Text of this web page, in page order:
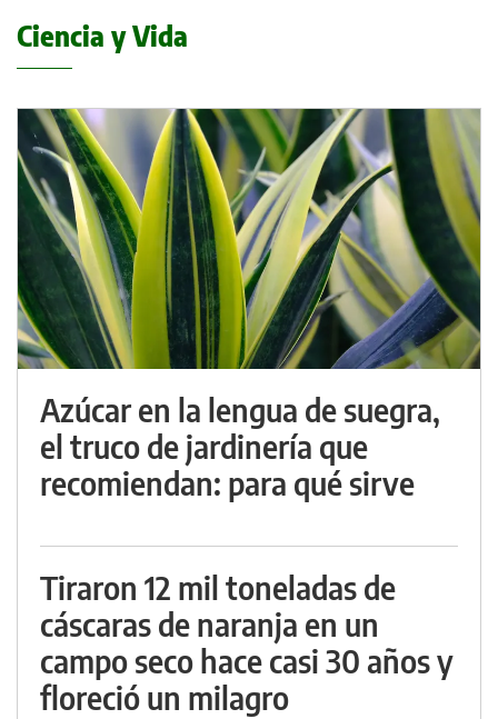
Ciencia y Vida
Azúcar en la lengua de suegra,
el truco de jardinería que
recomiendan: para qué sirve
Tiraron 12 mil toneladas de
cáscaras de naranja en un
campo seco hace casi 30 años y
floreció un milagro